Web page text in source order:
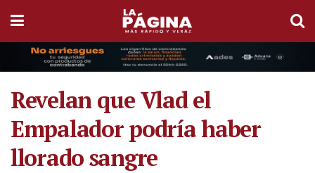
Revelan que Vlad el
Empalador podría haber
llorado sangre